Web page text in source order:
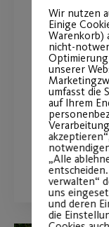
des
Wir nutzen
Einige
Warenkorb)
nicht-
unserer
umfasst die
auf Ihrem
„Alle
verwalten“
uns
und deren
die